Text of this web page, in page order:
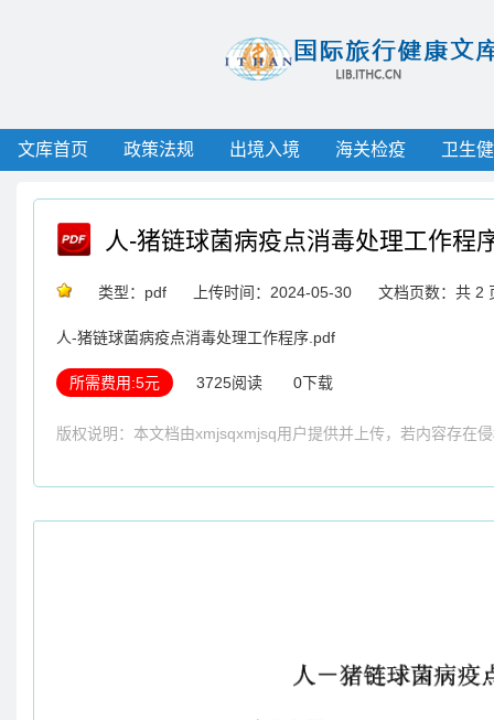
文库首页 政策法规 出境入境 海关检疫 卫生
人-猪链球菌病疫点消毒处理工作程
类型：pdf 上传时间：2024-05-30 文档页数：共 2
人-猪链球菌病疫点消毒处理工作程序.pdf
所需费用:5元 3725阅读 0下载
版权说明：本文档由xmjsqxmjsq用户提供并上传，若内容存在